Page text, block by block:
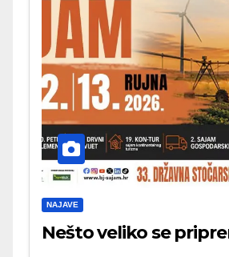
NAJAVE
Nešto veliko se